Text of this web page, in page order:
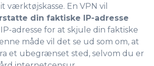
værktøjskasse. En VPN vil
din faktiske IP-adresse
adresse for at skjule din faktiske
måde vil det se ud som om, at
et ubegrænset sted, selvom du er